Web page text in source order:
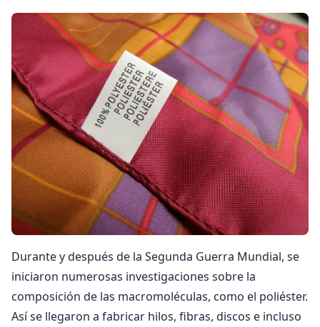
Durante y después de la Segunda Guerra Mundial, se
iniciaron numerosas investigaciones sobre la
composición de las macromoléculas, como el poliéster.
Así se llegaron a fabricar hilos, fibras, discos e incluso